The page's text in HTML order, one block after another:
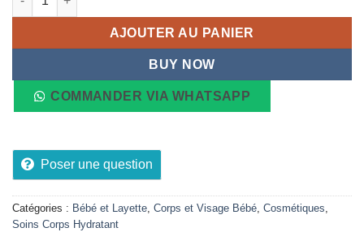
AJOUTER AU PANIER
BUY NOW
COMMANDER VIA WHATSAPP
Poser une question
Catégories : Bébé et Layette, Corps et Visage Bébé, Cosmétiques,
Soins Corps Hydratant